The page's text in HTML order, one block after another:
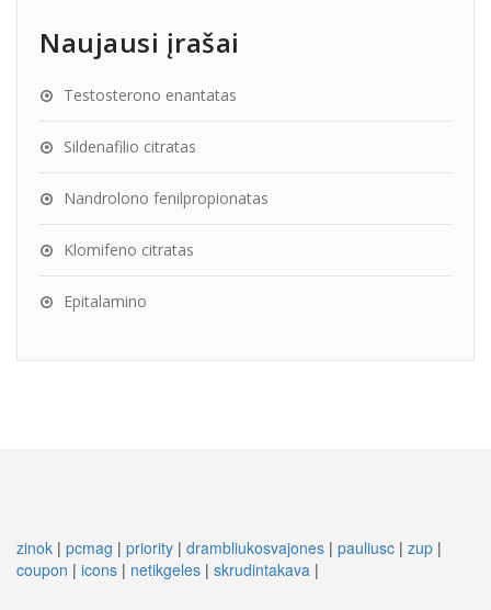
Naujausi įrašai
Testosterono enantatas
Sildenafilio citratas
Nandrolono fenilpropionatas
Klomifeno citratas
Epitalamino
zinok | pcmag | priority | drambliukosvajones | pauliusc | zup |
coupon | icons | netikgeles | skrudintakava |